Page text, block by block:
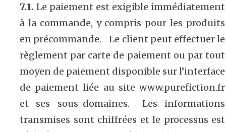
7.1. Le paiement est exigible immédiatement
à la commande, y compris pour les produits
en précommande. Le client peut effectuer le
règlement par carte de paiement ou par tout
moyen de paiement disponible sur l’interface
de paiement liée au site www.purefiction.fr
et ses sous-domaines. Les informations
transmises sont chiffrées et le processus est